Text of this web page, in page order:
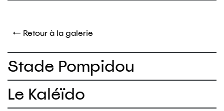
← Retour à la galerie
Stade Pompidou
Le Kaléïdo